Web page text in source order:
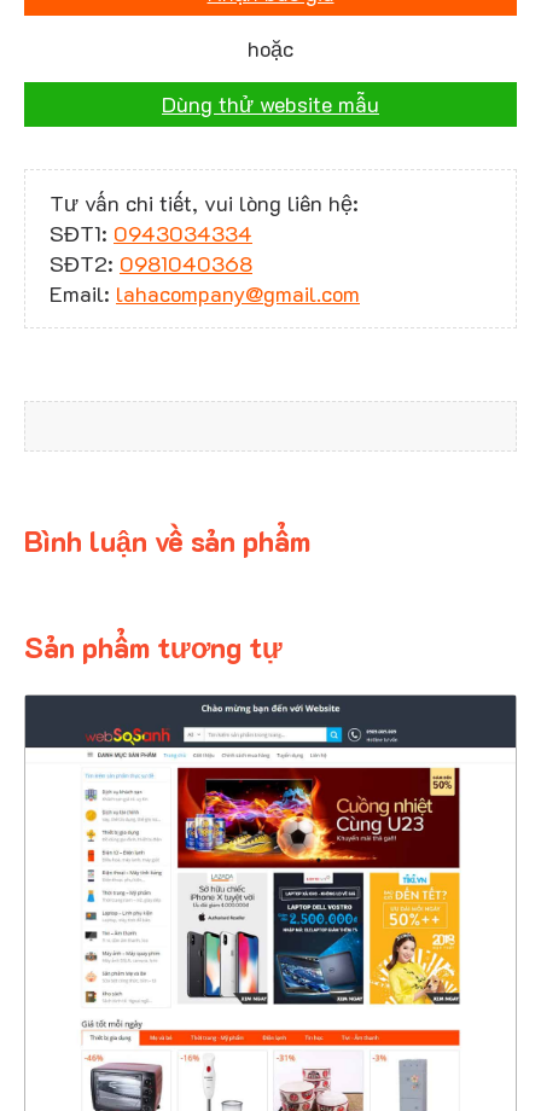
hoặc
Dùng thử website mẫu
Tư vấn chi tiết, vui lòng liên hệ:
SĐT1: 0943034334
SĐT2: 0981040368
Email: lahacompany@gmail.com
Bình luận về sản phẩm
Sản phẩm tương tự
4364
CHI TIẾT